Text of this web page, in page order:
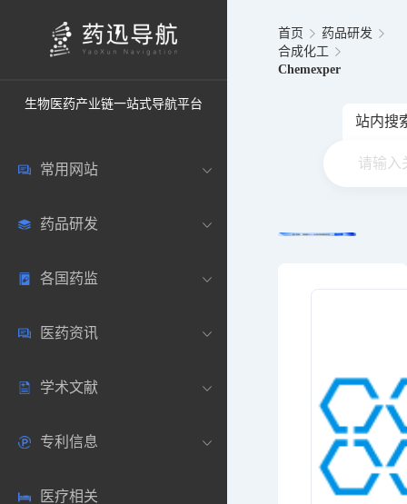
生物医药产业链一站式导航平台
常用网站
中国常用
药圈资讯
邮箱登录
药典网站
药品研发
药研数据库
药品说明书
药物临床
生物数据库
药品市场信息
各国药监
中国
美国
欧洲
日本
医药资讯
医药新闻
医药论坛
药研咨询
学术文献
学术搜索
SciHub文献
专利信息
各国专利局官方查询
医疗相关
首页
药品研发
合成化工
Chemexper
站内搜